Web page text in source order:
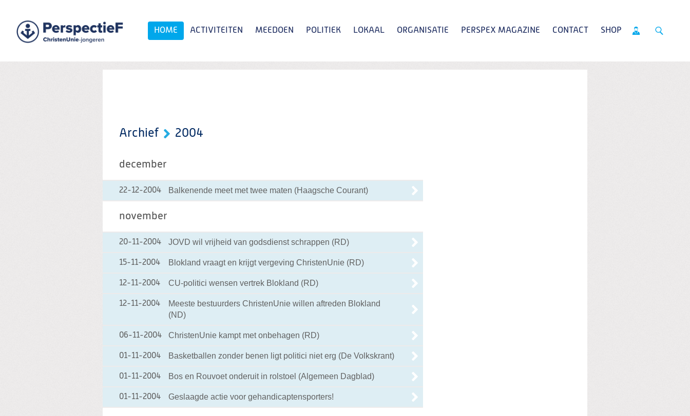
Spring
naar
HOME ACTIVITEITEN MEEDOEN POLITIEK LOKAAL ORGANISATIE PERSPEX MAGAZINE CONTACT SHOP
Archief 2004
december
22-12-2004 Balkenende meet met twee maten (Haagsche Courant)
november
20-11-2004 JOVD wil vrijheid van godsdienst schrappen (RD)
15-11-2004 Blokland vraagt en krijgt vergeving ChristenUnie (RD)
12-11-2004 CU-politici wensen vertrek Blokland (RD)
12-11-2004
Meeste bestuurders ChristenUnie willen aftreden Blokland
(ND)
06-11-2004 ChristenUnie kampt met onbehagen (RD)
01-11-2004 Basketballen zonder benen ligt politici niet erg (De Volkskrant)
01-11-2004 Bos en Rouvoet onderuit in rolstoel (Algemeen Dagblad)
01-11-2004 Geslaagde actie voor gehandicaptensporters!